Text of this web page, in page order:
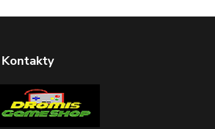
Kontakty